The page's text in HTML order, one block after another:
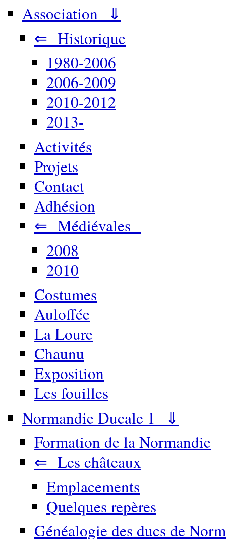
Association ⇓
⇐ Historique
1980-2006
2006-2009
2010-2012
2013-
Activités
Projets
Contact
Adhésion
⇐ Médiévales
2008
2010
Costumes
Auloffée
La Loure
Chaunu
Exposition
Les fouilles
Normandie Ducale 1 ⇓
Formation de la Normandie
⇐ Les châteaux
Emplacements
Quelques repères
Généalogie des ducs de